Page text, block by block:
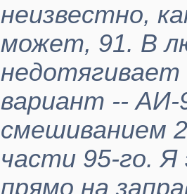
неизвестно,
может, 91. В
вариант -- АИ-
смешиванием
части 95-го.
прямо на